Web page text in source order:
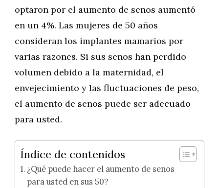
optaron por el aumento de senos aumentó
en un 4%. Las mujeres de 50 años
consideran los implantes mamarios por
varias razones. Si sus senos han perdido
volumen debido a la maternidad, el
envejecimiento y las fluctuaciones de peso,
el aumento de senos puede ser adecuado
para usted.
Índice de contenidos
¿Qué puede hacer el aumento de senos
para usted en sus 50?